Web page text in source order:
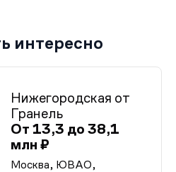
интересно
Нижегородская от
Гранель
От 13,3 до 38,1
млн ₽
Москва, ЮВАО,